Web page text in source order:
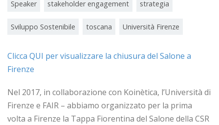
Speaker stakeholder engagement strategia
Sviluppo Sostenibile toscana Università Firenze
Clicca QUI per visualizzare la chiusura del Salone a
Firenze
Nel 2017, in collaborazione con Koinètica, l’Università di
Firenze e FAIR – abbiamo organizzato per la prima
volta a Firenze la Tappa Fiorentina del Salone della CSR